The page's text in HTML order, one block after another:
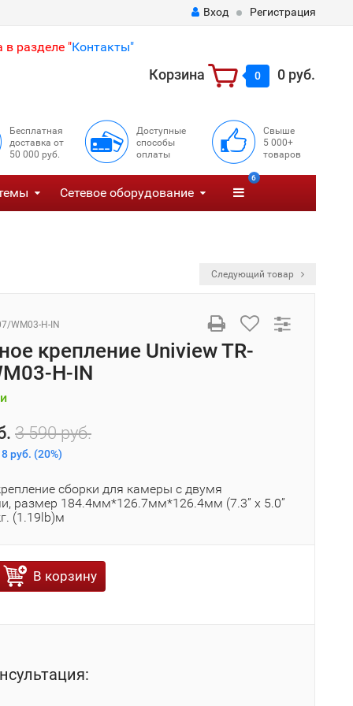
Вход Регистрация
разделе "Контакты"
Корзина 0 0 руб.
Бесплатная
доставка от
50 000 руб.
Доступные
способы
оплаты
Свыше
5 000+
товаров
Сетевое оборудование
6
Следующий товар
WM03-H-IN
крепление Uniview TR-
H-IN
3 590 руб.
руб. (20%)
сборки для камеры с двумя
размер 184.4мм*126.7мм*126.4мм (7.3” x 5.0”
(1.19lb)м
В корзину